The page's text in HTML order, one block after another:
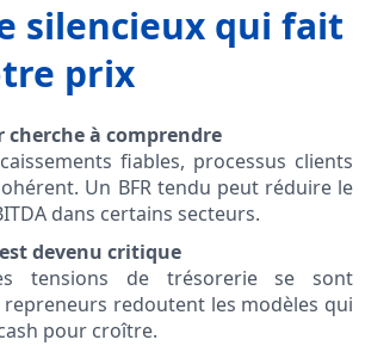
silencieux qui fait
prix
cherche à comprendre
fiables, processus clients
Un BFR tendu peut réduire le
dans certains secteurs.
devenu critique
tensions de trésorerie se sont
repreneurs redoutent les modèles qui
pour croître.